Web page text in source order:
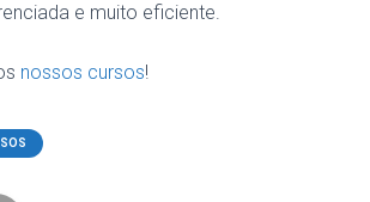
e muito eficiente.
nossos cursos!